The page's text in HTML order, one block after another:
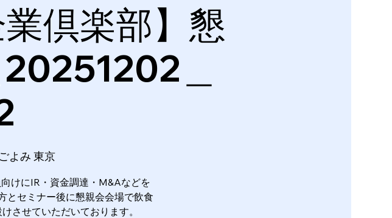
倶楽部】懇
＿
よみ 東京
けにIR・資金調達・M&Aなどを
とセミナー後に懇親会会場で飲食
させていただいております。